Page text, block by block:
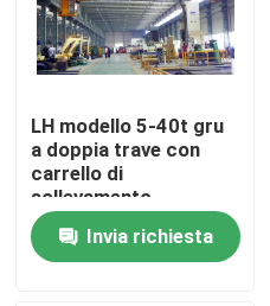
Prodotti
Chi siamo
LH modello 5-40t gru
a doppia trave con
carrello di
sollevamento
Invia richiesta